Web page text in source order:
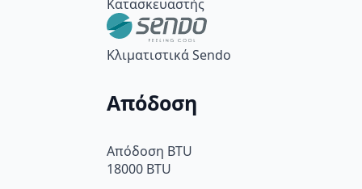
Κατασκευαστής
Κλιματιστικά Sendo
Απόδοση
Απόδοση BTU
18000 BTU